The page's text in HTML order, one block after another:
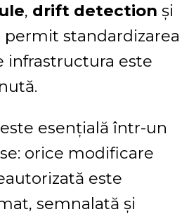
, drift detection și
permit standardizarea
infrastructura este
esențială într-un
orice modificare
este
semnalată și